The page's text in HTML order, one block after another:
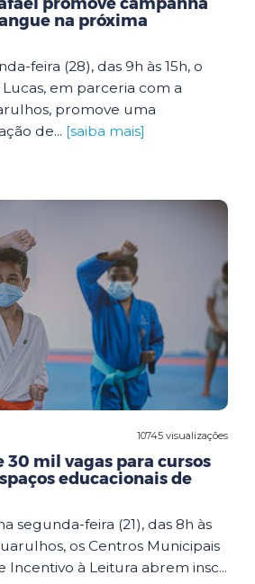
na próxima
feira (28), das 9h às 15h, o
em parceria com a
promove uma
de... [saiba mais]
10745 visualizações
mil vagas para cursos
educacionais de
segunda-feira (21), das 8h às
os Centros Municipais
Incentivo à Leitura abrem insc...